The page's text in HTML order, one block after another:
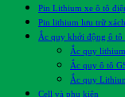
Pin Lithium xe ô tô
Pin lithium lưu trữ
Ắc quy khởi động ô tô
Ắc quy
Ắc quy ô tô
Ắc quy
Cell và phụ kiện